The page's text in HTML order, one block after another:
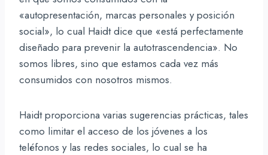
«autopresentación, marcas personales y posición
social», lo cual Haidt dice que «está perfectamente
diseñado para prevenir la autotrascendencia­». No
somos libres, sino que estamos cada vez más
consumidos con nosotros mismos.
Haidt proporciona varias sugerencias prácticas, tales
como limitar el acceso de los jóvenes a los
teléfonos y las redes sociales, lo cual se ha